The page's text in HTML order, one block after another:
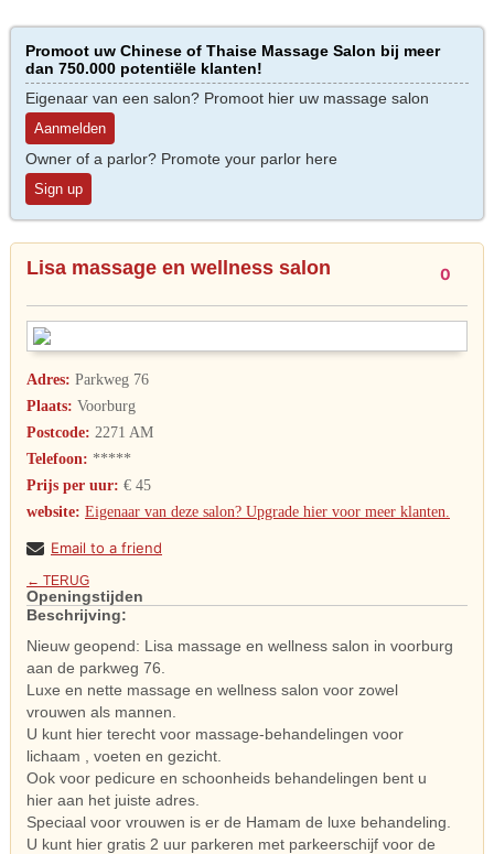
Promoot uw Chinese of Thaise Massage Salon bij meer
dan 750.000 potentiële klanten!
Eigenaar van een salon? Promoot hier uw massage salon
Aanmelden
Owner of a parlor? Promote your parlor here
Sign up
Lisa massage en wellness salon 0
Adres: Parkweg 76
Plaats: Voorburg
Postcode: 2271 AM
Telefoon: *****
Prijs per uur: € 45
website: Eigenaar van deze salon? Upgrade hier voor meer klanten.
Email to a friend
← TERUG
Openingstijden
Beschrijving:
Nieuw geopend: Lisa massage en wellness salon in voorburg
aan de parkweg 76.
Luxe en nette massage en wellness salon voor zowel
vrouwen als mannen.
U kunt hier terecht voor massage-behandelingen voor
lichaam , voeten en gezicht.
Ook voor pedicure en schoonheids behandelingen bent u
hier aan het juiste adres.
Speciaal voor vrouwen is er de Hamam de luxe behandeling.
U kunt hier gratis 2 uur parkeren met parkeerschijf voor de